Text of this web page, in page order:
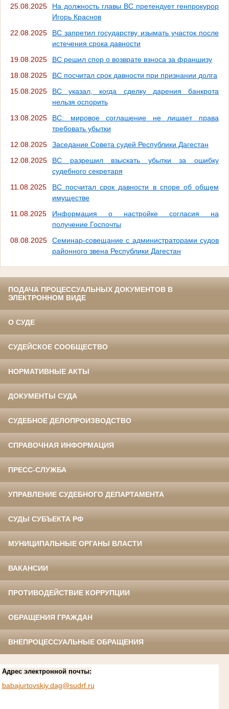
25.08.2025
На должность главы ВС претендует генпрокурор
Игорь Краснов
22.08.2025
ВС запретил государству изымать участок после
истечения срока давности
19.08.2025
ВС решил спор о возврате взноса за франшизу
18.08.2025
ВС посчитал срок давности при признании долга
15.08.2025
ВС указал, когда сделку дарения банкрота
нельзя оспорить
13.08.2025
ВС: мировое соглашение не лишает права
требовать убытки
12.08.2025
Заседание Совета судей Республики Дагестан
12.08.2025
ВС разрешил взыскать убытки за ошибку
судебного секретаря
11.08.2025
ВС посчитал срок давности в споре об общем
имуществе
11.08.2025
Информация о настройке согласия на
получение Госпочты
08.08.2025
Семинар-совещание с администраторами судов
районного звена Республики Дагестан
ПОДАЧА ПРОЦЕССУАЛЬНЫХ ДОКУМЕНТОВ В
ЭЛЕКТРОННОМ ВИДЕ
О СУДЕ
СУДЕЙСКОЕ СООБЩЕСТВО
НОРМАТИВНЫЕ АКТЫ
ДОКУМЕНТЫ СУДА
СУДЕБНОЕ ДЕЛОПРОИЗВОДСТВО
СПРАВОЧНАЯ ИНФОРМАЦИЯ
ПРЕСС-СЛУЖБА
УПРАВЛЕНИЕ СУДЕБНОГО ДЕПАРТАМЕНТА
СУДЫ СУБЪЕКТА РФ
МУНИЦИПАЛЬНЫЕ ОРГАНЫ ВЛАСТИ
ВАКАНСИИ
ПРОТИВОДЕЙСТВИЕ КОРРУПЦИИ
ОБРАЩЕНИЯ ГРАЖДАН
ВНЕПРОЦЕССУАЛЬНЫЕ ОБРАЩЕНИЯ
Адрес электронной почты:
babajurtovskiy.dag@sudrf.ru